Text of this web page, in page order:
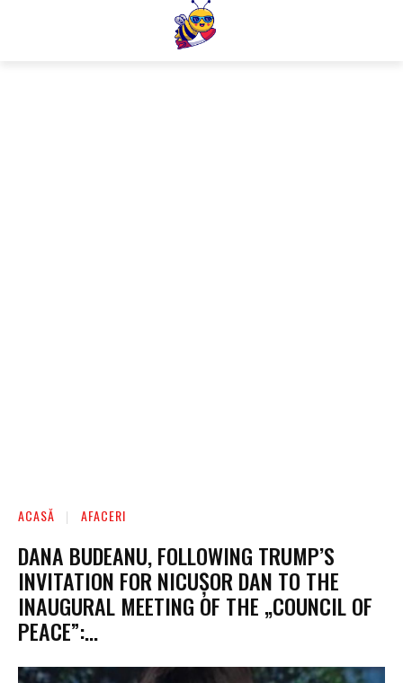
ACASĂ AFACERI
DANA BUDEANU, FOLLOWING TRUMP’S
INVITATION FOR NICUȘOR DAN TO THE
INAUGURAL MEETING OF THE „COUNCIL OF
PEACE”:…